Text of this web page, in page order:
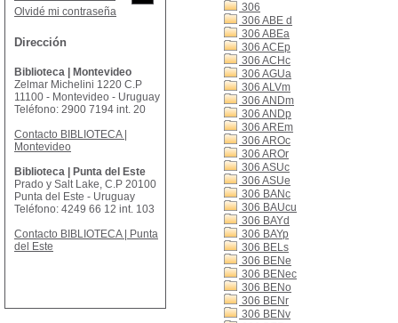
306
306 ABE d
306 ABEa
306 ACEp
306 ACHc
306 AGUa
306 ALVm
306 ANDm
306 ANDp
306 AREm
306 AROc
306 AROr
306 ASUc
306 ASUe
306 BANc
306 BAUcu
306 BAYd
306 BAYp
306 BELs
306 BENe
306 BENec
306 BENo
306 BENr
306 BENv
Olvidé mi contraseña
Dirección
Biblioteca | Montevideo
Zelmar Michelini 1220 C.P
11100 - Montevideo - Uruguay
Teléfono: 2900 7194 int. 20
Contacto BIBLIOTECA |
Montevideo
Biblioteca | Punta del Este
Prado y Salt Lake, C.P 20100
Punta del Este - Uruguay
Teléfono: 4249 66 12 int. 103
Contacto BIBLIOTECA | Punta
del Este